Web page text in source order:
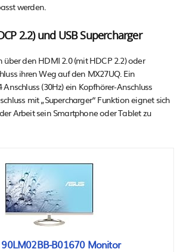
werden.
2.2) und USB Supercharger
den HDMI 2.0 (mit HDCP 2.2) oder
ihren Weg auf den MX27UQ. Ein
(30Hz) ein Kopfhörer-Anschluss
mit „Supercharger“ Funktion eignet sich
Arbeit sein Smartphone oder Tablet zu
B01670 Monitor